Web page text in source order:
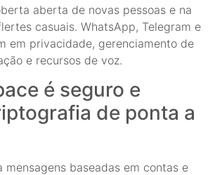
aberta de novas pessoas e na
casuais. WhatsApp, Telegram e
em privacidade, gerenciamento de
e recursos de voz.
é seguro e
de ponta a
mensagens baseadas em contas e